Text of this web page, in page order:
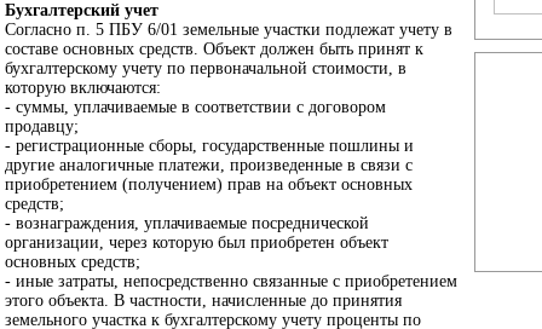
Бухгалтерский учет
Согласно п. 5 ПБУ 6/01 земельные участки подлежат учету в
составе основных средств. Объект должен быть принят к
бухгалтерскому учету по первоначальной стоимости, в
которую включаются:
- суммы, уплачиваемые в соответствии с договором
продавцу;
- регистрационные сборы, государственные пошлины и
другие аналогичные платежи, произведенные в связи с
приобретением (получением) прав на объект основных
средств;
- вознаграждения, уплачиваемые посреднической
организации, через которую был приобретен объект
основных средств;
- иные затраты, непосредственно связанные с приобретением
этого объекта. В частности, начисленные до принятия
земельного участка к бухгалтерскому учету проценты по